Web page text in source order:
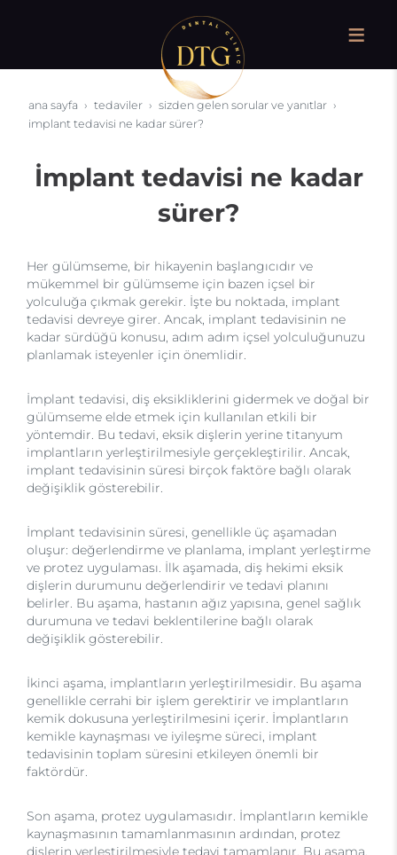
ana sayfa tedaviler
sizden gelen sorular ve yanıtlar
i̇mplant tedavisi ne kadar sürer?
İmplant tedavisi ne kadar
sürer?
Her gülümseme, bir hikayenin başlangıcıdır ve
mükemmel bir gülümseme için bazen içsel bir
yolculuğa çıkmak gerekir. İşte bu noktada, implant
tedavisi devreye girer. Ancak, implant tedavisinin ne
kadar sürdüğü konusu, adım adım içsel yolculuğunuzu
planlamak isteyenler için önemlidir.
İmplant tedavisi, diş eksikliklerini gidermek ve doğal bir
gülümseme elde etmek için kullanılan etkili bir
yöntemdir. Bu tedavi, eksik dişlerin yerine titanyum
implantların yerleştirilmesiyle gerçekleştirilir. Ancak,
implant tedavisinin süresi birçok faktöre bağlı olarak
değişiklik gösterebilir.
İmplant tedavisinin süresi, genellikle üç aşamadan
oluşur: değerlendirme ve planlama, implant yerleştirme
ve protez uygulaması. İlk aşamada, diş hekimi eksik
dişlerin durumunu değerlendirir ve tedavi planını
belirler. Bu aşama, hastanın ağız yapısına, genel sağlık
durumuna ve tedavi beklentilerine bağlı olarak
değişiklik gösterebilir.
İkinci aşama, implantların yerleştirilmesidir. Bu aşama
genellikle cerrahi bir işlem gerektirir ve implantların
kemik dokusuna yerleştirilmesini içerir. İmplantların
kemikle kaynaşması ve iyileşme süreci, implant
tedavisinin toplam süresini etkileyen önemli bir
faktördür.
Son aşama, protez uygulamasıdır. İmplantların kemikle
kaynaşmasının tamamlanmasının ardından, protez
dişlerin yerleştirilmesiyle tedavi tamamlanır. Bu aşama,